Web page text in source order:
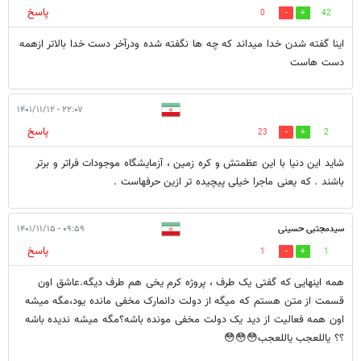
42
0
پاسخ
اینا گفته شدن خدا میداند که چه ها نگفته شده ودرآخر دست خدا بالاتر ازهمه
دست هاست
۲۲:۰۷ - ۱۴۰۱/۱۱/۱۲
2
23
پاسخ
شاید این دنیا با این عظمتش و کره زمین ، آزمایشگاه موجودات فراتر و برتر
باشند . که یعنی ماجرا خیلی پیچیده تر ازین حرفهاست .
سیدمجتبی حسینی ۰۹:۵۹ - ۱۴۰۱/۱۱/۱۵
1
1
پاسخ
همه اینهایی که گفتی یک طرف ، پروژه کرم یخی هم طرف دیگه.عاشق اون
قسمت از متن هستم که میگه از دولت دانمارک مخفی مانده یود،مگه میشه
اون همه فعالیت از دید یک دولت مخفی مونده باشه؟مگه میشه ندیده باشه
؟؟ یاللعجب یاللعجب😳😳😳